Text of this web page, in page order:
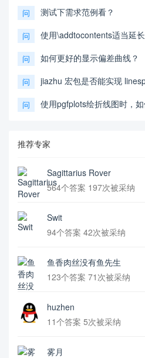
问 测试下需求范例看？
问 使用\addtocontents适当延
问 如何更好的显示偏差曲线？
问 jiazhu 宏包是否能实现
问 使用pgfplots绘折线图时，
推荐专家
Sagittarius Rover
564个答案 197次被采纳
Swit
94个答案 42次被采纳
鱼香肉丝没有鱼先生
123个答案 71次被采纳
huzhen
11个答案 5次被采纳
雾月